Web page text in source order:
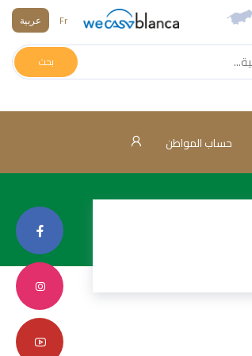
Fr عربية
بحث
حساب المواطن